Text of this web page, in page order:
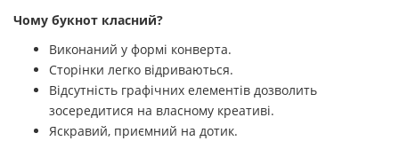
Чому букнот класний?
Виконаний у формі конверта.
Сторінки легко відриваються.
Відсутність графічних елементів дозволить
зосередитися на власному креативі.
Яскравий, приємний на дотик.